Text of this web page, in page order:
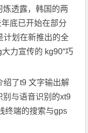
透露，韩国的两
底已开始在部分
计划在新推出的全
力宣传的 kg90“巧
了t9 文字输出解
与语音识别的xt9
终端的搜索与gps